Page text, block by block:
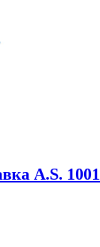
A.S. 1001